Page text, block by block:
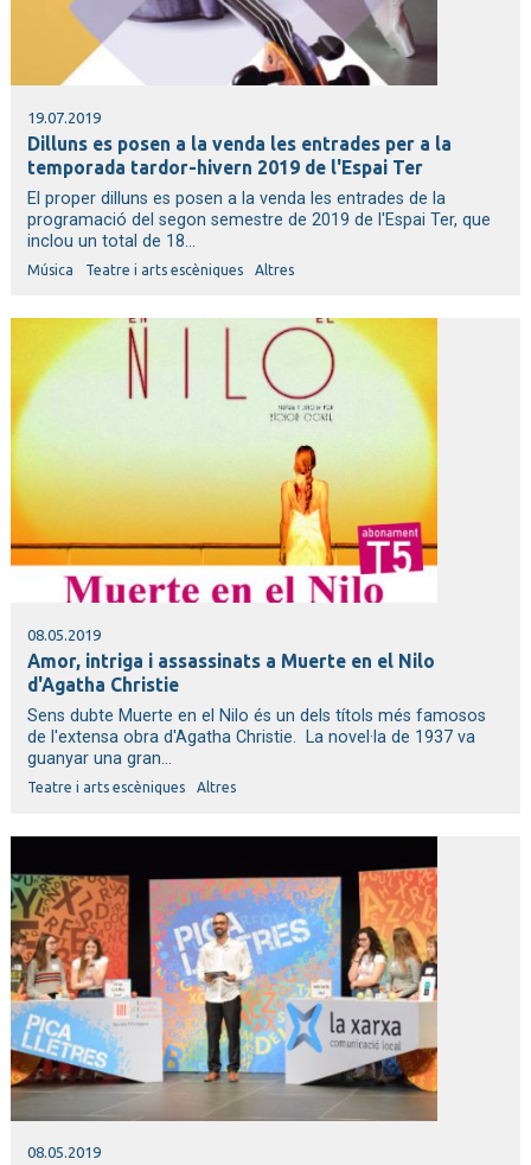
19.07.2019
Dilluns es posen a la venda les entrades per a la
temporada tardor-hivern 2019 de l'Espai Ter
El proper dilluns es posen a la venda les entrades de la
programació del segon semestre de 2019 de l'Espai Ter, que
inclou un total de 18...
Música Teatre i arts escèniques Altres
08.05.2019
Amor, intriga i assassinats a Muerte en el Nilo
d'Agatha Christie
Sens dubte Muerte en el Nilo és un dels títols més famosos
de l'extensa obra d'Agatha Christie. La novel·la de 1937 va
guanyar una gran...
Teatre i arts escèniques Altres
08.05.2019